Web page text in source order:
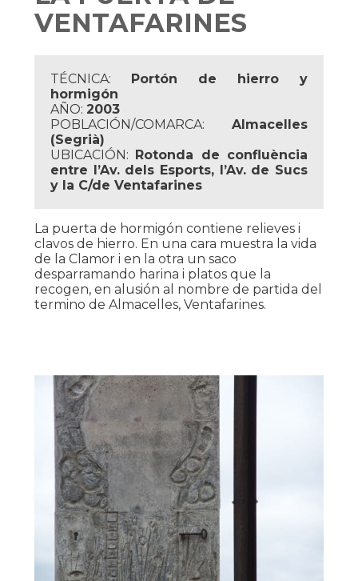
VENTAFARINES
TÉCNICA:
Portón de hierro y
hormigón
AÑO:2003
POBLACIÓN/COMARCA: Almacelles
(Segrià)
UBICACIÓN:
Rotonda de confluència
entre l’Av. dels Esports, l’Av. de Sucs
y la C/de Ventafarines
La puerta de hormigón contiene relieves i
clavos de hierro. En una cara muestra la vida
de la Clamor i en la otra un saco
desparramando harina i platos que la
recogen, en alusión al nombre de partida del
termino de Almacelles, Ventafarines.